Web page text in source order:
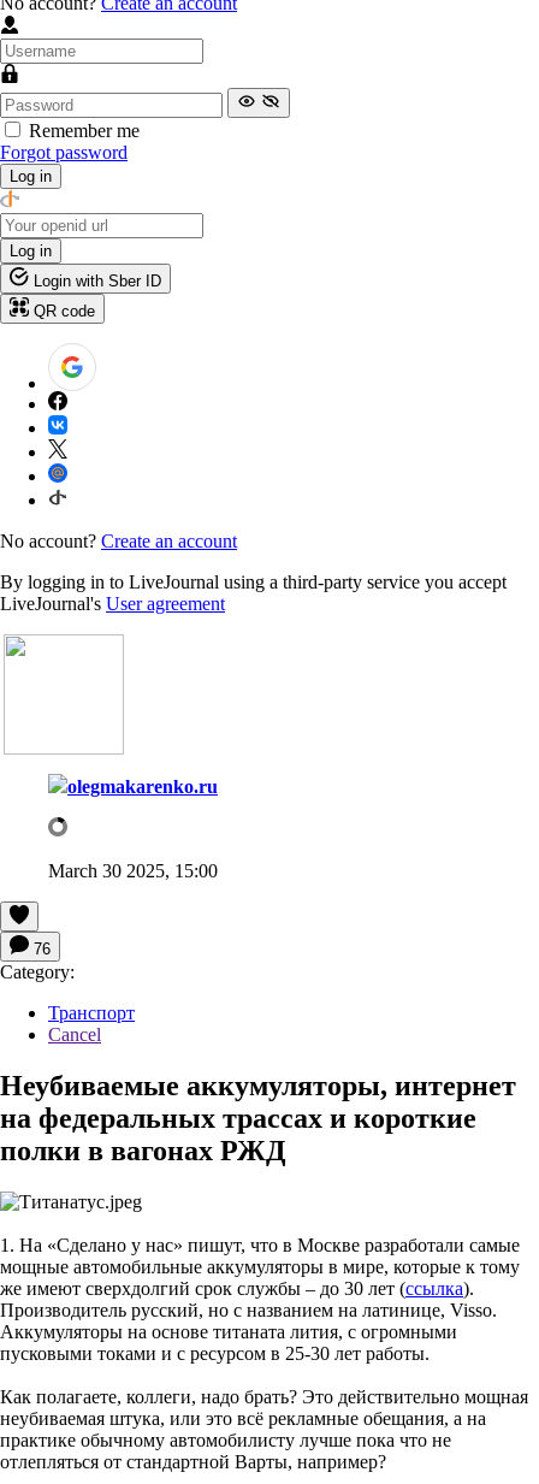
Remember me
Forgot password
Log in
Log in
Login with Sber ID
QR code
No account? Create an account
By logging in to LiveJournal using a third-party service you accept
LiveJournal's User agreement
olegmakarenko.ru
March 30 2025, 15:00
76
Category:
Транспорт
Cancel
Неубиваемые аккумуляторы, интернет
на федеральных трассах и короткие
полки в вагонах РЖД
1. На «Сделано у нас» пишут, что в Москве разработали самые
мощные автомобильные аккумуляторы в мире, которые к тому
же имеют сверхдолгий срок службы – до 30 лет (ссылка).
Производитель русский, но с названием на латинице, Visso.
Аккумуляторы на основе титаната лития, с огромными
пусковыми токами и с ресурсом в 25-30 лет работы.
Как полагаете, коллеги, надо брать? Это действительно мощная
неубиваемая штука, или это всё рекламные обещания, а на
практике обычному автомобилисту лучше пока что не
отлепляться от стандартной Варты, например?